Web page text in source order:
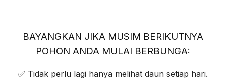
BAYANGKAN JIKA MUSIM BERIKUTNYA
POHON ANDA MULAI BERBUNGA:
✅ Tidak perlu lagi hanya melihat daun setiap hari.